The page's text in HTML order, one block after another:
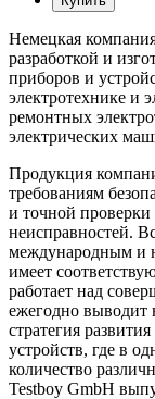
Немецкая
разработкой и
приборов и
электротехнике и
ремонтных
электрических
Продукция
требованиям
и точной проверки
неисправностей.
международным и
имеет
работает над
ежегодно
стратегия
устройств, где в
количество
Testboy GmbH